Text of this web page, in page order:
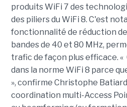
produits WiFi 7 des
des piliers du WiFi 8. C'est
fonctionnalité de réduction
bandes de 40 et 80 MHz,
trafic de façon plus efficace.
dans la norme WiFi 8 parce
», confirme Christophe
coordination multi-Access